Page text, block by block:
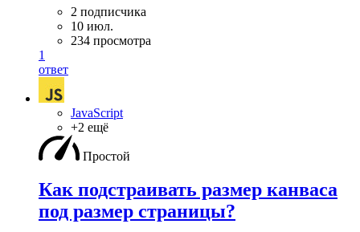
2 подписчика
10 июл.
234 просмотра
1
ответ
JavaScript
+2 ещё
Простой
Как подстраивать размер канваса
под размер страницы?